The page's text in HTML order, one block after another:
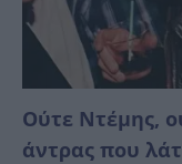
Ούτε Ντέμης,
άντρας που